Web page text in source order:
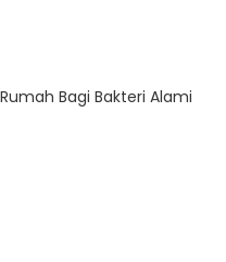
Rumah Bagi Bakteri Alami